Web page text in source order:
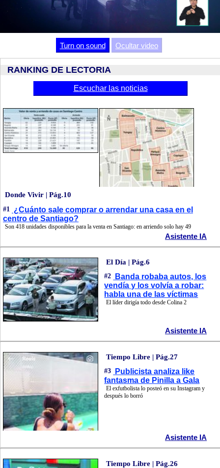
Video
Turn on sound Ocultar video
RANKING DE LECTORIA
Escuchar las noticias
Donde Vivir | Pág.10
#1
¿Cuánto sale comprar o arrendar una casa en el
centro de Santiago?
Son 418 unidades disponibles para la venta en Santiago: en arriendo solo hay 49
Asistente IA
El Día | Pág.6
#2
Banda robaba autos, los
vendía y los volvía a robar:
habla una de las víctimas
El líder dirigía todo desde Colina 2
Asistente IA
Tiempo Libre | Pág.27
#3
Publicista analiza like
fantasma de Pinilla a Gala
El exfutbolista lo posteó en su Instagram y
después lo borró
Asistente IA
Tiempo Libre | Pág.26